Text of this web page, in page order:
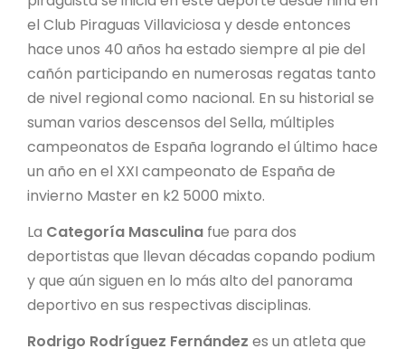
el Club Piraguas Villaviciosa y desde entonces
hace unos 40 años ha estado siempre al pie del
cañón participando en numerosas regatas tanto
de nivel regional como nacional. En su historial se
suman varios descensos del Sella, múltiples
campeonatos de España logrando el último hace
un año en el XXI campeonato de España de
invierno Master en k2 5000 mixto.
La Categoría Masculina fue para dos
deportistas que llevan décadas copando podium
y que aún siguen en lo más alto del panorama
deportivo en sus respectivas disciplinas.
Rodrigo Rodríguez Fernández es un atleta que